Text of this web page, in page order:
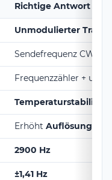
Richtige Antwort /
Unmodulierter Träger
Sendefrequenz CW-
Frequenzzähler +
Erhöht Auflösung
2900 Hz
±1,41 Hz